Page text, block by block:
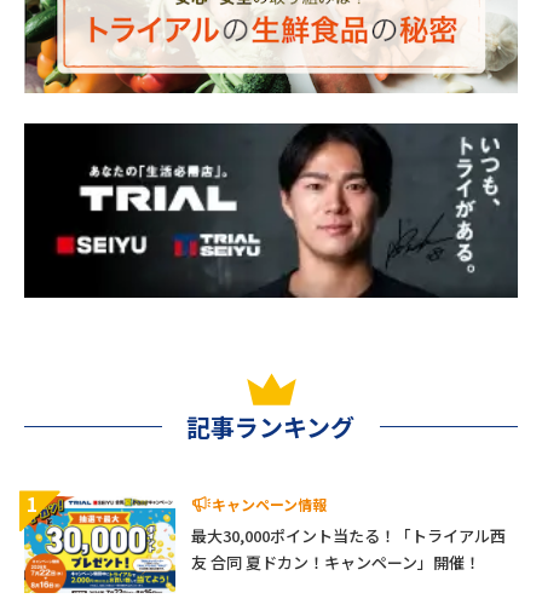
記事ランキング
1 キャンペーン情報
最大30,000ポイント当たる！「トライアル西
友 合同 夏ドカン！キャンペーン」開催！